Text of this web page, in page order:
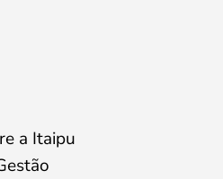
a Itaipu